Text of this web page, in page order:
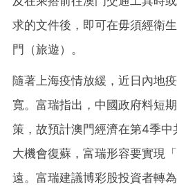
求的文件後，即可在毋須經衛
門（旅遊）。
隨著上海疫情放緩，近日內地
寬。富瑞指出，中國政府料短
策，故預計澳門經濟在第4季
大機會復蘇，富瑞形容要實現
遠。富瑞建議博彩股投資者轉